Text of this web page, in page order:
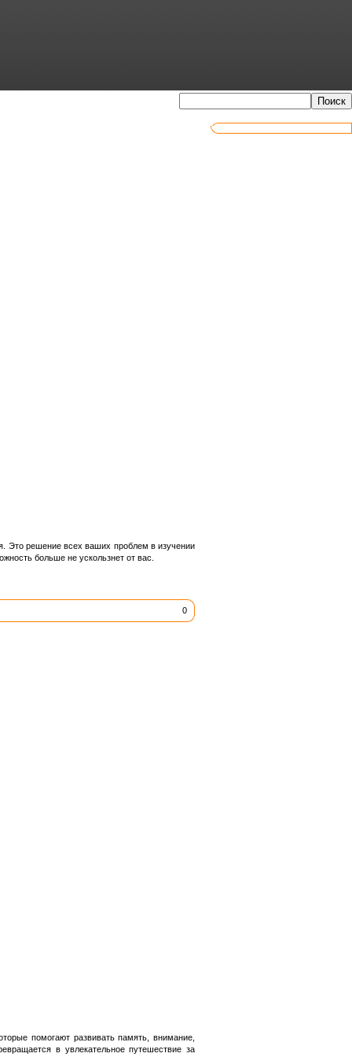
Это решение всех ваших проблем в изучении
больше не ускользнет от вас.
0
помогают развивать память, внимание,
в увлекательное путешествие за